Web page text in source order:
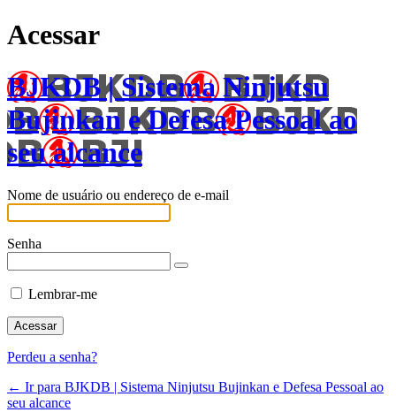
Acessar
BJKDB | Sistema Ninjutsu
Bujinkan e Defesa Pessoal ao
seu alcance
Nome de usuário ou endereço de e-mail
Senha
Lembrar-me
Perdeu a senha?
← Ir para BJKDB | Sistema Ninjutsu Bujinkan e Defesa Pessoal ao
seu alcance